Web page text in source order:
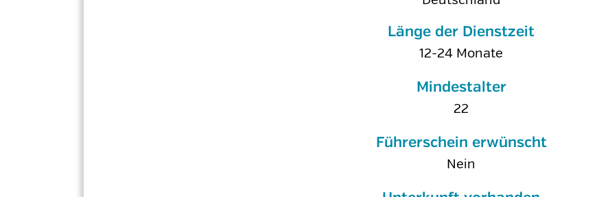
Länge der Dienstzeit
12-24 Monate
Mindestalter
22
Führerschein erwünscht
Nein